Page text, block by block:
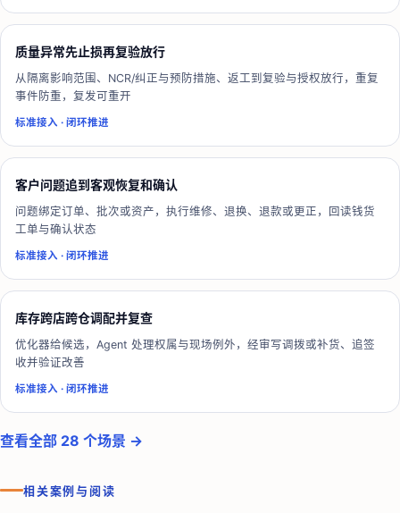
质量异常先止损再复验放行
从隔离影响范围、NCR/纠正与预防措施、返工到复验与授权放行，重复
事件防重，复发可重开
标准接入 · 闭环推进
客户问题追到客观恢复和确认
问题绑定订单、批次或资产，执行维修、退换、退款或更正，回读钱货
工单与确认状态
标准接入 · 闭环推进
库存跨店跨仓调配并复查
优化器给候选，Agent 处理权属与现场例外，经审写调拨或补货、追签
收并验证改善
标准接入 · 闭环推进
查看全部 28 个场景 →
相关案例与阅读